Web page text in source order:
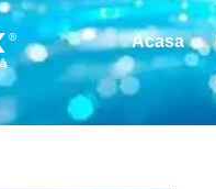
Acasa